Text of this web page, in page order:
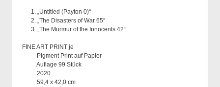
1. „Untitled (Payton 0)“
2. „The Disasters of War 65“
3. „The Murmur of the Innocents 42“
FINE ART PRINT je
Pigment Print auf Papier
Auflage 99 Stück
2020
59,4 x 42,0 cm